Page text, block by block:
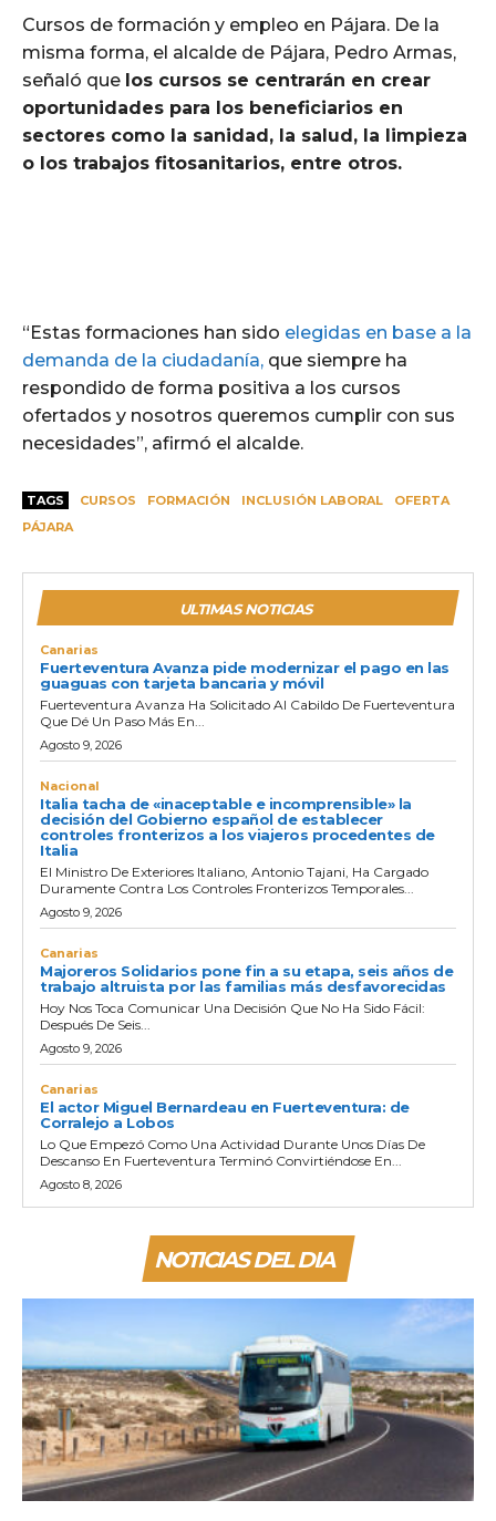
Cursos de formación y empleo en Pájara. De la
misma forma, el alcalde de Pájara, Pedro Armas,
señaló que los cursos se centrarán en crear
oportunidades para los beneficiarios en
sectores como la sanidad, la salud, la limpieza
o los trabajos fitosanitarios, entre otros.
“Estas formaciones han sido elegidas en base a la
demanda de la ciudadanía, que siempre ha
respondido de forma positiva a los cursos
ofertados y nosotros queremos cumplir con sus
necesidades”, afirmó el alcalde.
TAGS CURSOS FORMACIÓN INCLUSIÓN LABORAL
OFERTA
PÁJARA
ULTIMAS NOTICIAS
Canarias
Fuerteventura Avanza pide modernizar el pago en las
guaguas con tarjeta bancaria y móvil
Fuerteventura Avanza Ha Solicitado Al Cabildo De Fuerteventura
Que Dé Un Paso Más En...
Agosto 9, 2026
Nacional
Italia tacha de «inaceptable e incomprensible» la
decisión del Gobierno español de establecer
controles fronterizos a los viajeros procedentes de
Italia
El Ministro De Exteriores Italiano, Antonio Tajani, Ha Cargado
Duramente Contra Los Controles Fronterizos Temporales...
Agosto 9, 2026
Canarias
Majoreros Solidarios pone fin a su etapa, seis años de
trabajo altruista por las familias más desfavorecidas
Hoy Nos Toca Comunicar Una Decisión Que No Ha Sido Fácil:
Después De Seis...
Agosto 9, 2026
Canarias
El actor Miguel Bernardeau en Fuerteventura: de
Corralejo a Lobos
Lo Que Empezó Como Una Actividad Durante Unos Días De
Descanso En Fuerteventura Terminó Convirtiéndose En...
Agosto 8, 2026
NOTICIAS DEL DIA